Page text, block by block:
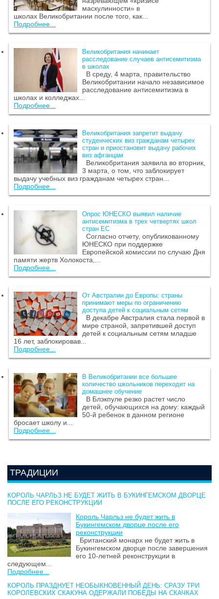
маскулинности» в
школах Великобритании после того, как...
Подробнее...
Великобритания начинает
расследование случаев антисемитизма
в школах
В среду, 4 марта, правительство
Великобритании начало независимое
расследование антисемитизма в
школах и колледжах...
Подробнее...
Великобритания запретит выдачу
студенческих виз гражданам четырех
стран и приостановит выдачу рабочих
виз афганцам
Великобритания заявила во вторник,
3 марта, о том, что заблокирует
выдачу учебных виз гражданам четырех стран...
Подробнее...
Опрос ЮНЕСКО выявил наличие
антисемитизма в трех четвертях школ
стран ЕС
Согласно отчету, опубликованному
ЮНЕСКО при поддержке
Европейской комиссии по случаю Дня
памяти жертв Холокоста,...
Подробнее...
От Австралии до Европы: страны
принимают меры по ограничению
доступа детей к социальным сетям
В декабре Австралия стала первой в
мире страной, запретившей доступ
детей к социальным сетям младше
16 лет, заблокировав...
Подробнее...
В Великобритании все большее
количество школьников переходит на
домашнее обучение
В Блэкпуле резко растет число
детей, обучающихся на дому: каждый
50-й ребенок в данном регионе
бросает школу и...
Подробнее...
ТРАДИЦИИ
КОРОЛЬ ЧАРЛЬЗ НЕ БУДЕТ ЖИТЬ В БУКИНГЕМСКОМ ДВОРЦЕ
ПОСЛЕ ЕГО РЕКОНСТРУКЦИИ
Король Чарльз не будет жить в
Букингемском дворце после его
реконструкции
Британский монарх не будет жить в
Букингемском дворце после завершения
его 10-летней реконструкции в
следующем...
Подробнее...
КОРОЛЬ ПРАЗДНУЕТ НЕОБЫКНОВЕННЫЙ ДЕНЬ: СРАЗУ ТРИ
КОРОЛЕВСКИХ СКАКУНА ОДЕРЖАЛИ ПОБЕДЫ НА СКАЧКАХ